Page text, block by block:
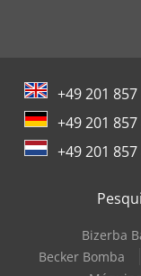
+49 201
+49 201
+49 201
Bizerba
Becker Bomba